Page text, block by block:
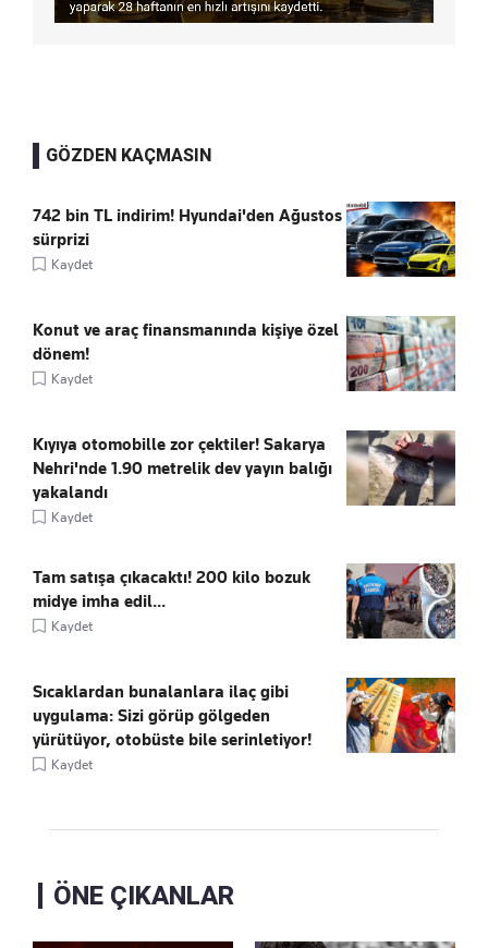
GÖZDEN KAÇMASIN
742 bin TL indirim! Hyundai'den Ağustos
sürprizi
Kaydet
Konut ve araç finansmanında kişiye özel
dönem!
Kaydet
Kıyıya otomobille zor çektiler! Sakarya
Nehri'nde 1.90 metrelik dev yayın balığı
yakalandı
Kaydet
Tam satışa çıkacaktı! 200 kilo bozuk
midye imha edil...
Kaydet
Sıcaklardan bunalanlara ilaç gibi
uygulama: Sizi görüp gölgeden
yürütüyor, otobüste bile serinletiyor!
Kaydet
ÖNE ÇIKANLAR